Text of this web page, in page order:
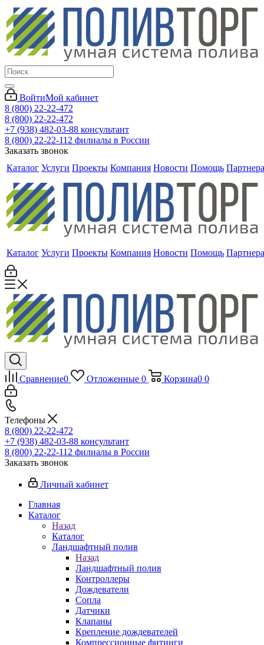
ВойтиМой кабинет
8 (800) 22-22-472
8 (800) 22-22-472
+7 (938) 482-03-88 консультант
8 (800) 22-22-112 филиалы в России
Заказать звонок
Каталог Услуги Проекты Компания Новости Помощь
Каталог Услуги Проекты Компания Новости Помощь
Сравнение0 Отложенные 0 Корзина0 0
Телефоны
8 (800) 22-22-472
+7 (938) 482-03-88 консультант
8 (800) 22-22-112 филиалы в России
Заказать звонок
Личный кабинет
Главная
Каталог
Назад
Каталог
Ландшафтный полив
Назад
Ландшафтный полив
Контроллеры
Дождеватели
Сопла
Датчики
Клапаны
Крепление дождевателей
Компрессионные фитинги